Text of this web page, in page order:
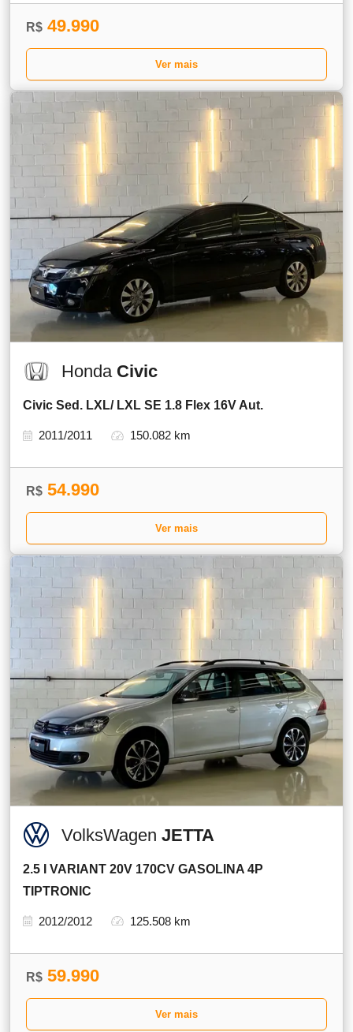
R$ 49.990
Ver mais
Honda Civic
Civic Sed. LXL/ LXL SE 1.8 Flex 16V Aut.
2011/2011 150.082 km
R$ 54.990
Ver mais
VolksWagen JETTA
2.5 I VARIANT 20V 170CV GASOLINA 4P
TIPTRONIC
2012/2012 125.508 km
R$ 59.990
Ver mais